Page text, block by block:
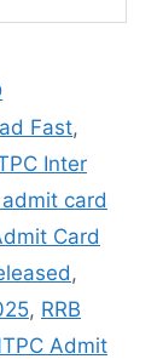
Fast,
Inter
card
Card
,
, RRB
Admit